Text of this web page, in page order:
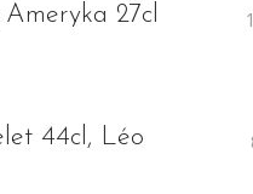
Ameryka 27cl
44cl, Léo